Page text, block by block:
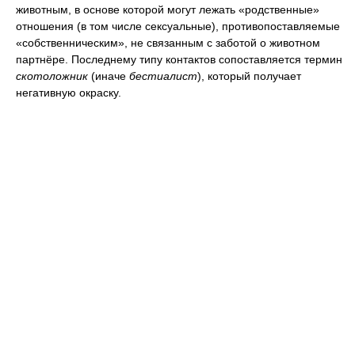
животным, в основе которой могут лежать «родственные»
отношения (в том числе сексуальные), противопоставляемые
«собственническим», не связанным с заботой о животном
партнёре. Последнему типу контактов сопоставляется термин
скотоложник (иначе бестиалист), который получает
негативную окраску.